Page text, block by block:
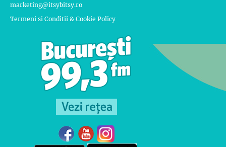
marketing@itsybitsy.ro
Termeni si Conditii & Cookie Policy